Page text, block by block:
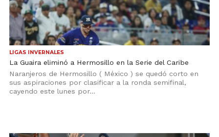
LIGAS INVERNALES
La Guaira eliminó a Hermosillo en la Serie del Caribe
Naranjeros de Hermosillo ( México ) se quedó corto en
sus aspiraciones por clasificar a la ronda semifinal,
cayendo este lunes por...